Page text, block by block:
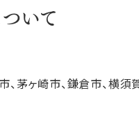
いて
、茅ヶ崎市、鎌倉市、横須